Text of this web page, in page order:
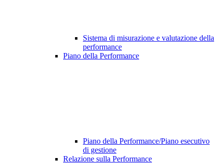
Sistema di misurazione e valutazione della
performance
Piano della Performance
Piano della Performance/Piano esecutivo
di gestione
Relazione sulla Performance